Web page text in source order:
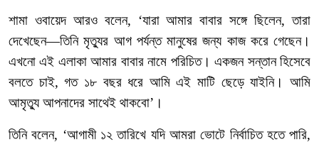
শামা ওবায়েদআরও বলেন, ‘যারা আমার বাবার সঙ্গে ছিলেন,তারা
দেখেছেন—তিনি মৃত্যুর আগ পর্যন্ত মানুষের জন্য কাজ করে গেছেন।
এখনো এই এলাকা আমার বাবার নামে পরিচিত। একজন সন্তান হিসেবে
বলতে চাই,গত ১৮ বছর ধরে আমি এই মাটি ছেড়ে যাইনি।
আমি
আমৃত্যু আপনাদের সাথেই থাকবো’।
তিনি বলেন, ‘আগামী ১২ তারিখে যদি আমরা ভোটে নির্বাচিত হতে পারি,